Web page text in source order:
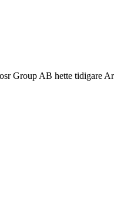
Group AB hette tidigare